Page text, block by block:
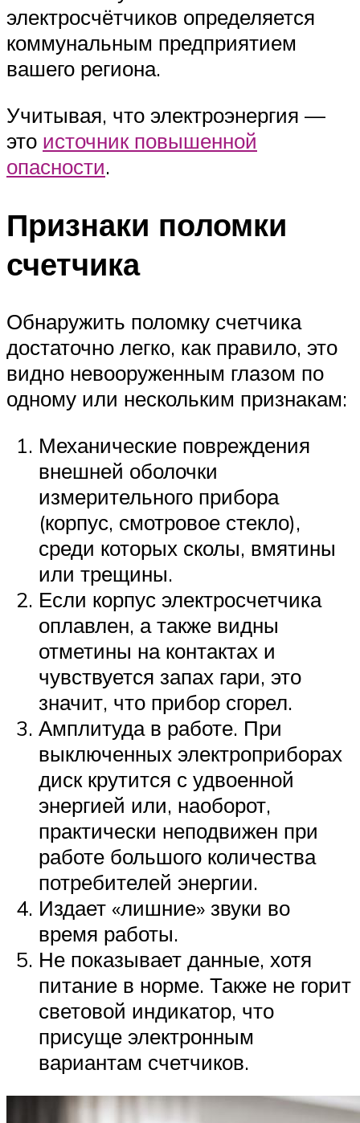
электросчётчиков определяется
коммунальным предприятием
вашего региона.
Учитывая, что электроэнергия —
это источник повышенной
опасности.
Признаки поломки
счетчика
Обнаружить поломку счетчика
достаточно легко, как правило, это
видно невооруженным глазом по
одному или нескольким признакам:
Механические повреждения
внешней оболочки
измерительного прибора
(корпус, смотровое стекло),
среди которых сколы, вмятины
или трещины.
Если корпус электросчетчика
оплавлен, а также видны
отметины на контактах и
чувствуется запах гари, это
значит, что прибор сгорел.
Амплитуда в работе. При
выключенных электроприборах
диск крутится с удвоенной
энергией или, наоборот,
практически неподвижен при
работе большого количества
потребителей энергии.
Издает «лишние» звуки во
время работы.
Не показывает данные, хотя
питание в норме. Также не горит
световой индикатор, что
присуще электронным
вариантам счетчиков.